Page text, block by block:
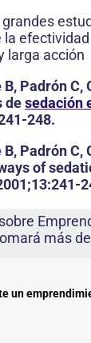
larga acción
Padrón C,
desedación
248.
Padrón C,
of
más
un